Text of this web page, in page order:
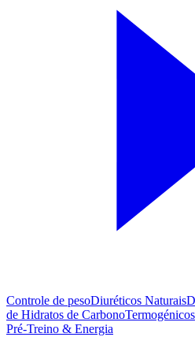
Controle de pesoDiuréticos Naturais
de Hidratos de CarbonoTermogénicos
Pré-Treino & Energia